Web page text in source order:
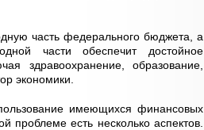
часть федерального бюджета, а
части обеспечит достойное
здравоохранение, образование,
экономики.
имеющихся финансовых
проблеме есть несколько аспектов.